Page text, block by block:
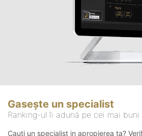
Gasește un specialist
Ranking-ul îi adună pe cei mai
Cauți un specialist in apropierea ta?